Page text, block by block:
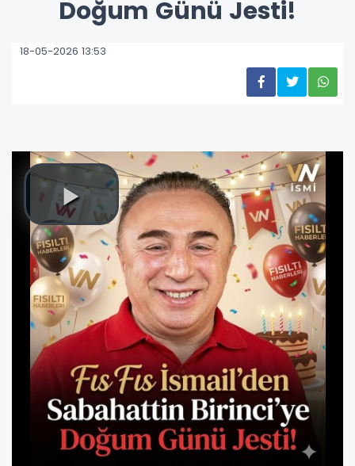
Doğum Günü Jesti!
18-05-2026 13:53